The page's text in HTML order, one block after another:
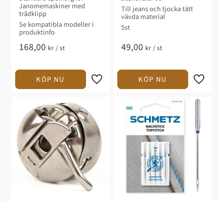
Janomemaskiner med
trådklipp
Se kompatibla modeller i
produktinfo
168,00 kr /st
Till jeans och tjocka tätt
vävda material
5st
49,00 kr /st